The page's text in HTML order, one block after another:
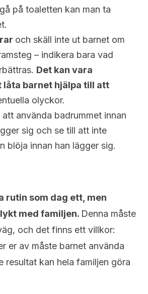
på toaletten kan man ta
och skäll inte ut barnet om
– indikera bara vad
Det kan vara
låta barnet hjälpa till att
olyckor.
att använda badrummet innan
sig och se till att inte
blöja innan han lägger sig.
rutin som dag ett, men
med familjen. Denna måste
och det finns ett villkor:
er av måste barnet använda
resultat kan hela familjen göra